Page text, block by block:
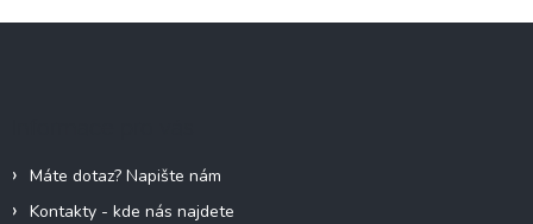
Máte dotaz? Napište nám
Kontakty - kde nás najdete